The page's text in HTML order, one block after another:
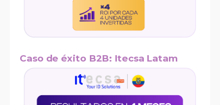
Caso de éxito B2B: Itecsa Latam